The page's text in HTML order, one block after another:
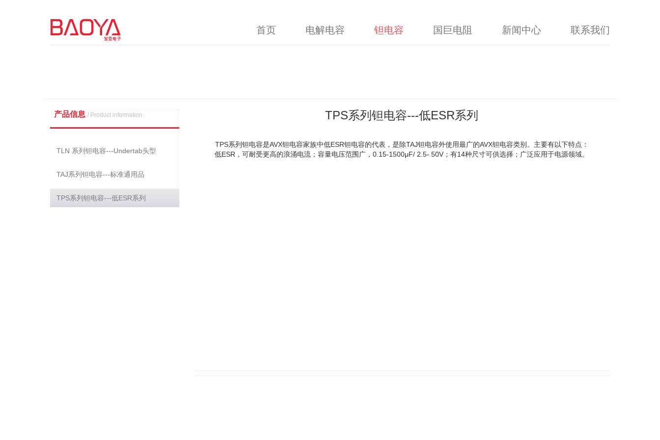
首页 电解电容 钽电容 国巨电阻 新闻中心 联系我们
产品信息 / Product information
TLN 系列钽电容---Undertab头型
TAJ系列钽电容---标准通用品
TPS系列钽电容---低ESR系列
TPS系列钽电容---低ESR系列
TPS系列钽电容是AVX钽电容家族中低ESR钽电容的代表，是除TAJ钽电容外使用最广的AVX钽电容类别。主要有以下特点：
低ESR，可耐受更高的浪涌电流；容量电压范围广，0.15-1500μF/ 2.5- 50V；有14种尺寸可供选择；广泛应用于电源领域。